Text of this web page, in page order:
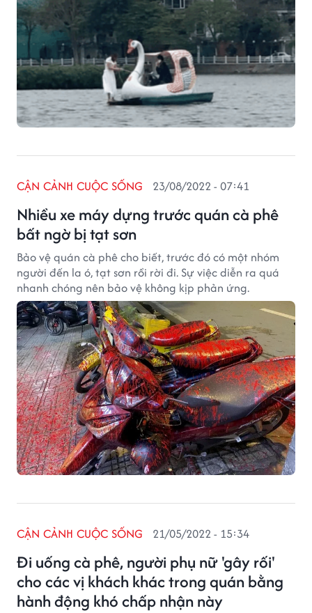
Nhiều xe máy dựng trước quán cà phê
bất ngờ bị tạt sơn
CẬN CẢNH CUỘC SỐNG 23/08/2022 - 07:41
Bảo vệ quán cà phê cho biết, trước đó có một nhóm
người đến la ó, tạt sơn rồi rời đi. Sự việc diễn ra quá
nhanh chóng nên bảo vệ không kịp phản ứng.
Đi uống cà phê, người phụ nữ 'gây rối'
cho các vị khách khác trong quán bằng
hành động khó chấp nhận này
CẬN CẢNH CUỘC SỐNG 21/05/2022 - 15:34